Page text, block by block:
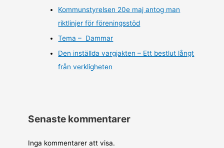
Kommunstyrelsen 20e maj antog man
riktlinjer för föreningsstöd
Tema – Dammar
Den inställda vargjakten – Ett bestlut långt
från verkligheten
Senaste kommentarer
Inga kommentarer att visa.